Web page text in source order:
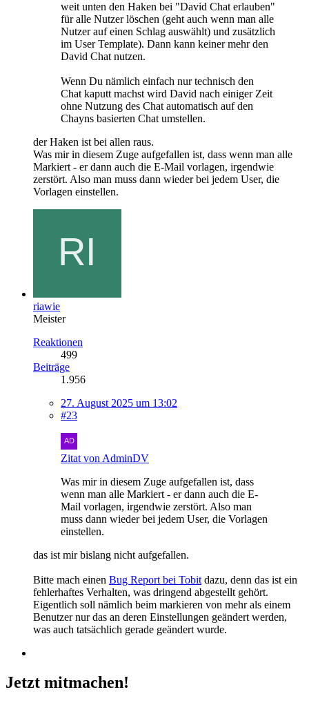
weit unten den Haken bei "David Chat erlauben"
für alle Nutzer löschen (geht auch wenn man alle
Nutzer auf einen Schlag auswählt) und zusätzlich
im User Template). Dann kann keiner mehr den
David Chat nutzen.
Wenn Du nämlich einfach nur technisch den
Chat kaputt machst wird David nach einiger Zeit
ohne Nutzung des Chat automatisch auf den
Chayns basierten Chat umstellen.
der Haken ist bei allen raus.
Was mir in diesem Zuge aufgefallen ist, dass wenn man alle
Markiert - er dann auch die E-Mail vorlagen, irgendwie
zerstört. Also man muss dann wieder bei jedem User, die
Vorlagen einstellen.
riawie
Meister
Reaktionen
499
Beiträge
1.956
27. August 2025 um 13:02
#23
Zitat von AdminDV
Was mir in diesem Zuge aufgefallen ist, dass
wenn man alle Markiert - er dann auch die E-
Mail vorlagen, irgendwie zerstört. Also man
muss dann wieder bei jedem User, die Vorlagen
einstellen.
das ist mir bislang nicht aufgefallen.
Bitte mach einen Bug Report bei Tobit dazu, denn das ist ein
fehlerhaftes Verhalten, was dringend abgestellt gehört.
Eigentlich soll nämlich beim markieren von mehr als einem
Benutzer nur das an deren Einstellungen geändert werden,
was auch tatsächlich gerade geändert wurde.
Jetzt mitmachen!